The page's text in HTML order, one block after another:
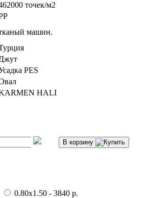
точек/м2
машин.
PES
HALI
В корзину
0.80x1.50 - 3840 p.